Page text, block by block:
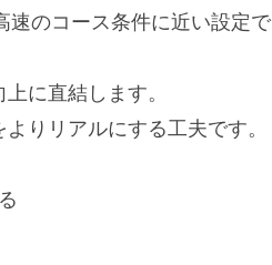
速のコース条件に近い設定で
に直結します。
りリアルにする工夫です。